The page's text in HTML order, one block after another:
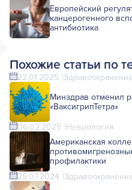
Европейский
канцерогенного
антибиотика
Похожие статьи по
22.01.2025
Минздрав отменил
«ВаксигрипТетра»
06.02.2025 Неврология
Американская
профилактики
25.07.2024